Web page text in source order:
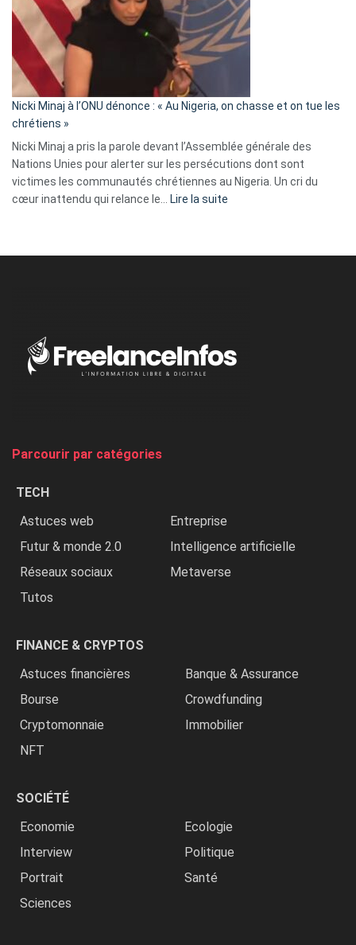
« Zemmour
a
tout
parle
ses
tripes »
Nicki Minaj à l’ONU dénonce : « Au Nigeria, on chasse et on tue les
chrétiens »
Nicki Minaj a pris la parole devant l’Assemblée générale des
Nations Unies pour alerter sur les persécutions dont sont
victimes les communautés chrétiennes au Nigeria. Un cri du
cœur inattendu qui relance le…
Lire la suite
Nigeria,
Parcourir par catégories
TECH
Astuces web
Entreprise
Futur & monde 2.0
Intelligence artificielle
Réseaux sociaux
Metaverse
Tutos
FINANCE & CRYPTOS
Astuces financières
Banque & Assurance
Bourse
Crowdfunding
Cryptomonnaie
Immobilier
NFT
SOCIÉTÉ
Economie
Ecologie
Interview
Politique
Portrait
Santé
Sciences